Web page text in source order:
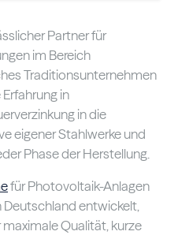
Partner für
im Bereich
Traditionsunternehmen
in
in die
eigener Stahlwerke und
Phase der Herstellung.
für Photovoltaik-Anlagen
entwickelt,
Qualität, kurze